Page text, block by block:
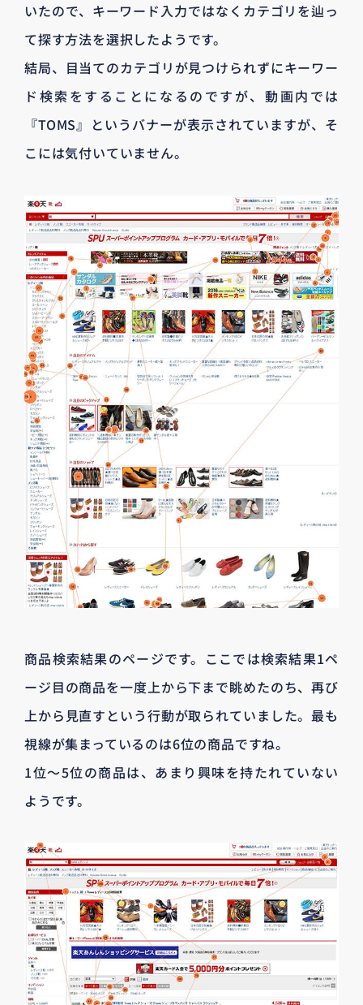
いたので、キーワード入力ではなくカテゴリを辿っ
て探す方法を選択したようです。
結局、目当てのカテゴリが見つけられずにキーワー
ド検索をすることになるのですが、動画内では
『TOMS』というバナーが表示されていますが、そ
こには気付いていません。
商品検索結果のページです。ここでは検索結果1ペ
ージ目の商品を一度上から下まで眺めたのち、再び
上から見直すという行動が取られていました。最も
視線が集まっているのは6位の商品ですね。
1位〜5位の商品は、あまり興味を持たれていない
ようです。